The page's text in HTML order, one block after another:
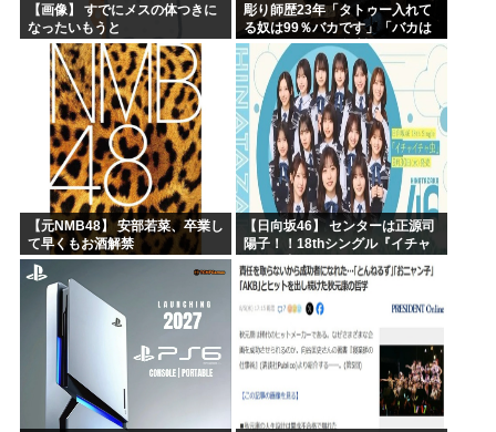
【画像】 すでにメスの体つきに
なったいもうと
彫り師歴23年「タトゥー入れて
る奴は99％バカです」「バカは
5000円が好き」無断キャンセ
ル、挨拶できない、金がない…
客層をぶっちゃけ
【元NMB48】 安部若菜、卒業し
て早くもお酒解禁
【日向坂46】 センターは正源司
陽子！！18thシングル『イチャ
が発表される！